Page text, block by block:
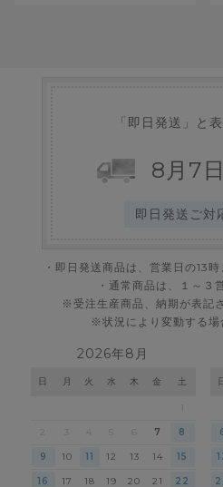
「即日発送」と
8 月 7 日
即日発送ご対
・即日発送商品は、営業日の13
・通常商品は、１～３
※受注生産商品、納期が表記
※状況により変動する場
2026年8月
日 月 火 水 木 金 土
4 7 8
9 10 11 12 13 14 15
16 17 18 19 20 21 22